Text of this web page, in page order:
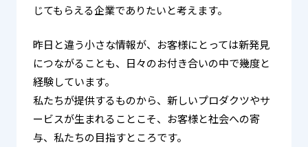
じてもらえる企業でありたいと考えます。
昨日と違う小さな情報が、お客様にとっては新発見
につながることも、日々のお付き合いの中で幾度と
経験しています。
私たちが提供するものから、新しいプロダクツやサ
ービスが生まれることこそ、お客様と社会への寄
与、私たちの目指すところです。